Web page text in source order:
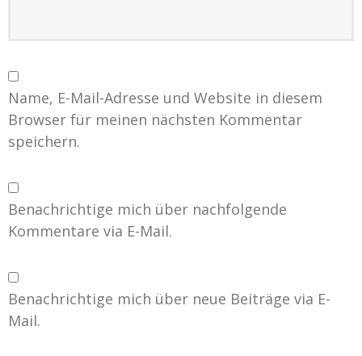
Name, E-Mail-Adresse und Website in diesem
Browser für meinen nächsten Kommentar
speichern.
Benachrichtige mich über nachfolgende
Kommentare via E-Mail.
Benachrichtige mich über neue Beiträge via E-
Mail.